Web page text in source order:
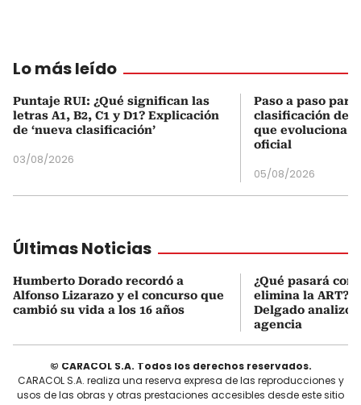
Lo más leído
Puntaje RUI: ¿Qué significan las
letras A1, B2, C1 y D1? Explicación
de ‘nueva clasificación’
03/08/2026
Paso a paso
clasificación del
que evoluciona
oficial
05/08/2026
Últimas Noticias
Humberto Dorado recordó a
Alfonso Lizarazo y el concurso que
cambió su vida a los 16 años
¿Qué pasará con
elimina la ART?
Delgado analizó
agencia
© CARACOL S.A. Todos los derechos reservados.
CARACOL S.A. realiza una reserva expresa de las reproducciones y
usos de las obras y otras prestaciones accesibles desde este sitio